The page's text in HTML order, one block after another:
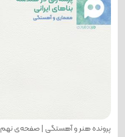
پرونده هنر و آهستگی | صفحه‌ی نهم